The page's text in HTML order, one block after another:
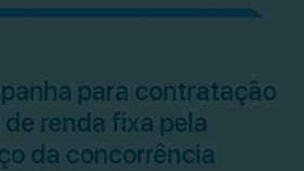
para contratação
renda fixa pela
da concorrência